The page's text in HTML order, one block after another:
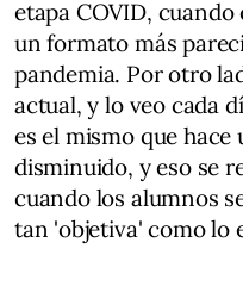
etapa COVID, cuando
un formato más
pandemia. Por otro
actual, y lo veo cada
es el mismo que hace
disminuido, y eso se
cuando los alumnos
tan 'objetiva' como lo